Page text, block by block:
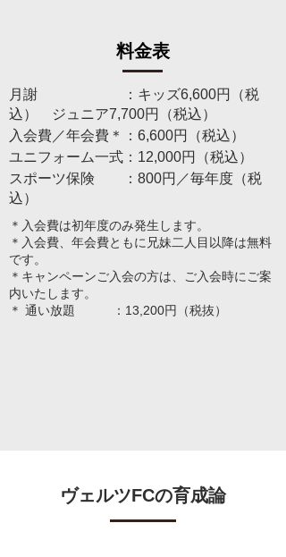
料金表
月謝 ：キッズ6,600円（税
込） ジュニア7,700円（税込）
入会費／年会費＊：6,600円（税込）
ユニフォーム一式：12,000円（税込）
スポーツ保険 ：800円／毎年度（税
込）
＊入会費は初年度のみ発生します。
＊入会費、年会費ともに兄妹二人目以降は無料
です。
＊キャンペーンご入会の方は、ご入会時にご案
内いたします。
＊ 通い放題 ：13,200円（税抜）
ヴェルツFCの育成論